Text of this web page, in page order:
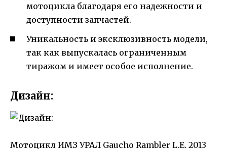
мотоцикла благодаря его надежности и
доступности запчастей.
Уникальность и эксклюзивность модели,
так как выпускалась ограниченным
тиражом и имеет особое исполнение.
Дизайн:
Мотоцикл ИМЗ УРАЛ Gaucho Rambler L.E. 2013